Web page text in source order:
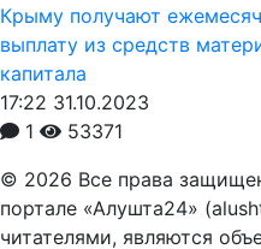
Крыму получают
выплату из средств
капитала
17:22 31.10.2023
1
53371
© 2026 Все права
портале «Алушта24»
читателями, являются